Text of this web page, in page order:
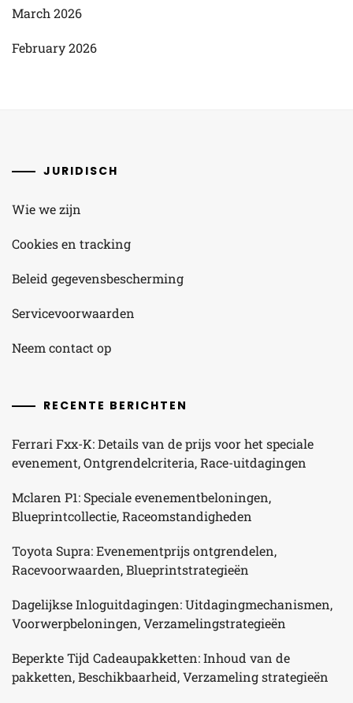
March 2026
February 2026
JURIDISCH
Wie we zijn
Cookies en tracking
Beleid gegevensbescherming
Servicevoorwaarden
Neem contact op
RECENTE BERICHTEN
Ferrari Fxx-K: Details van de prijs voor het speciale
evenement, Ontgrendelcriteria, Race-uitdagingen
Mclaren P1: Speciale evenementbeloningen,
Blueprintcollectie, Raceomstandigheden
Toyota Supra: Evenementprijs ontgrendelen,
Racevoorwaarden, Blueprintstrategieën
Dagelijkse Inloguitdagingen: Uitdagingmechanismen,
Voorwerpbeloningen, Verzamelingstrategieën
Beperkte Tijd Cadeaupakketten: Inhoud van de
pakketten, Beschikbaarheid, Verzameling strategieën